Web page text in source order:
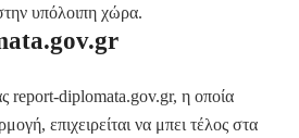
υπόλοιπη χώρα.
report-diplomata.gov.gr, η οποία
επιχειρείται να μπει τέλος στα